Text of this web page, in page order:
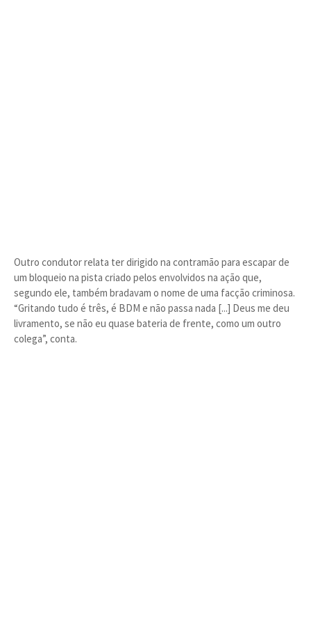
Outro condutor relata ter dirigido na contramão para escapar de
um bloqueio na pista criado pelos envolvidos na ação que,
segundo ele, também bradavam o nome de uma facção criminosa.
“Gritando tudo é três, é BDM e não passa nada [...] Deus me deu
livramento, se não eu quase bateria de frente, como um outro
colega”, conta.